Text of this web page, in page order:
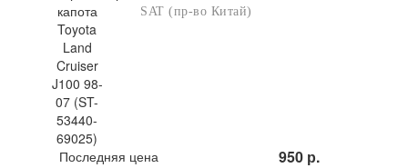
SAT (пр-во Китай)
Последняя цена 950 р.